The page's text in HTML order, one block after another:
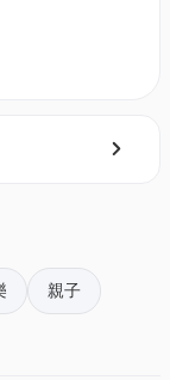
假期
址。
(APP) ，並以
部份活動設
該怎樣辦？
親子